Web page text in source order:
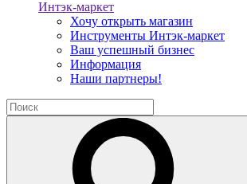
Интэк-маркет
Хочу открыть магазин
Инструменты Интэк-маркет
Ваш успешный бизнес
Информация
Наши партнеры!